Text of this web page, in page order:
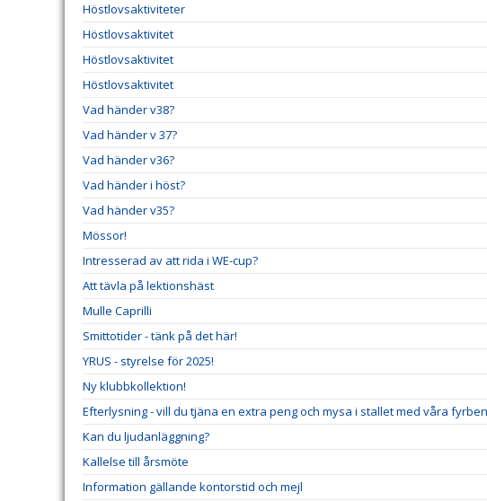
Höstlovsaktiviteter
Höstlovsaktivitet
Höstlovsaktivitet
Höstlovsaktivitet
Vad händer v38?
Vad händer v 37?
Vad händer v36?
Vad händer i höst?
Vad händer v35?
Mössor!
Intresserad av att rida i WE-cup?
Att tävla på lektionshäst
Mulle Caprilli
Smittotider - tänk på det här!
YRUS - styrelse för 2025!
Ny klubbkollektion!
Efterlysning - vill du tjäna en extra peng och mysa i stallet med våra
Kan du ljudanläggning?
Kallelse till årsmöte
Information gällande kontorstid och mejl